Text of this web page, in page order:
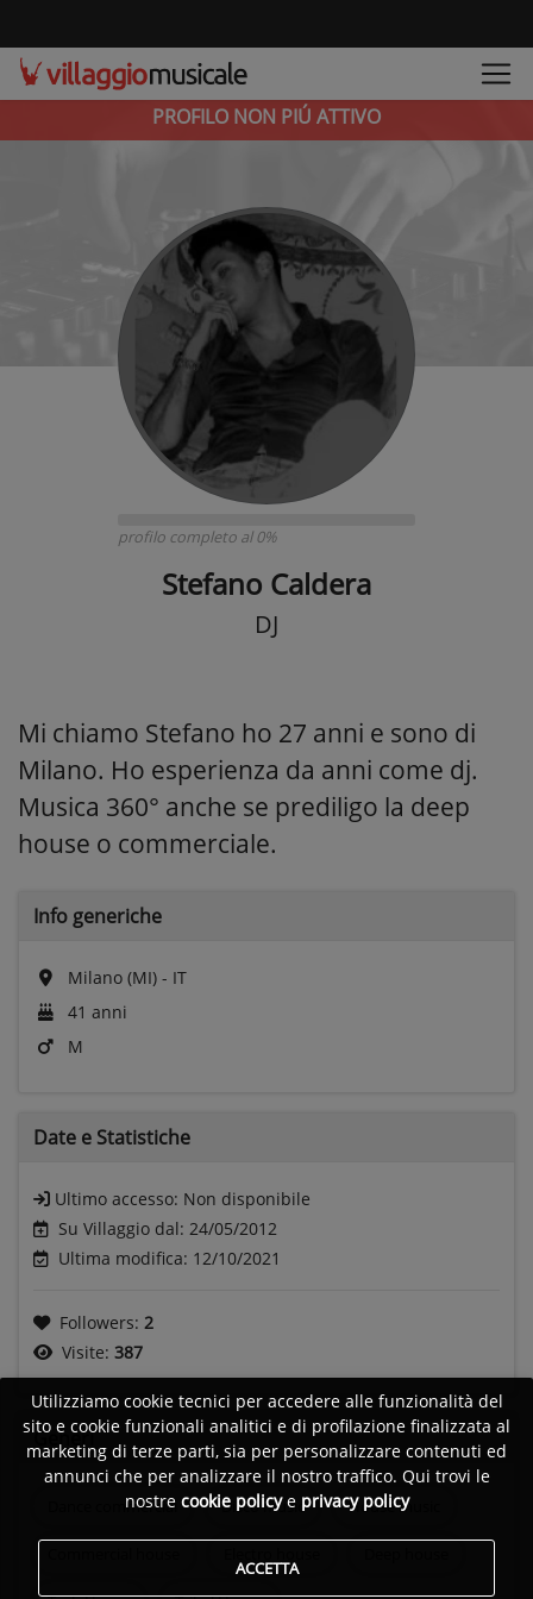
PROFILO NON PIÚ ATTIVO
profilo completo al 0%
Stefano Caldera
DJ
Mi chiamo Stefano ho 27 anni e sono di
Milano. Ho esperienza da anni come dj.
Musica 360° anche se prediligo la deep
house o commerciale.
Info generiche
Milano (MI) - IT
41 anni
M
Date e Statistiche
Ultimo accesso: Non disponibile
Su Villaggio dal: 24/05/2012
Ultima modifica: 12/10/2021
Followers: 2
Visite: 387
Generi
Dance commercial Disco music House music
Utilizziamo cookie tecnici per accedere alle funzionalità del
sito e cookie funzionali analitici e di profilazione finalizzata al
marketing di terze parti, sia per personalizzare contenuti ed
annunci che per analizzare il nostro traffico. Qui trovi le
nostre cookie policye privacy policy
ACCETTA